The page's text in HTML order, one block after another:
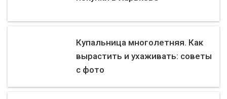
Купальница многолетняя. Как
вырастить и ухаживать: советы
с фото